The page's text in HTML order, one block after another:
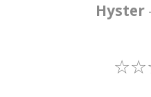
Hyster